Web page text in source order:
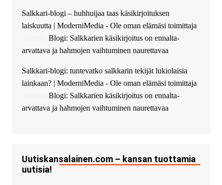
The Admin: High five! You’ve
successfully installed Simple
Ajax Chat.
Salkkari-blogi – huhhuijaa taas käsikirjoituksen
laiskuutta | ModerniMedia - Ole oman elämäsi toimittaja
Blogi: Salkkarien käsikirjoitus on ennalta-
arvattava ja hahmojen vaihtuminen naurettavaa
Salkkari-blogi: tuntevatko salkkarin tekijät lukiolaisia
lainkaan? | ModerniMedia - Ole oman elämäsi toimittaja
Blogi: Salkkarien käsikirjoitus on ennalta-
arvattava ja hahmojen vaihtuminen naurettavaa
Uutiskansalainen.com – kansan tuottamia
uutisia!